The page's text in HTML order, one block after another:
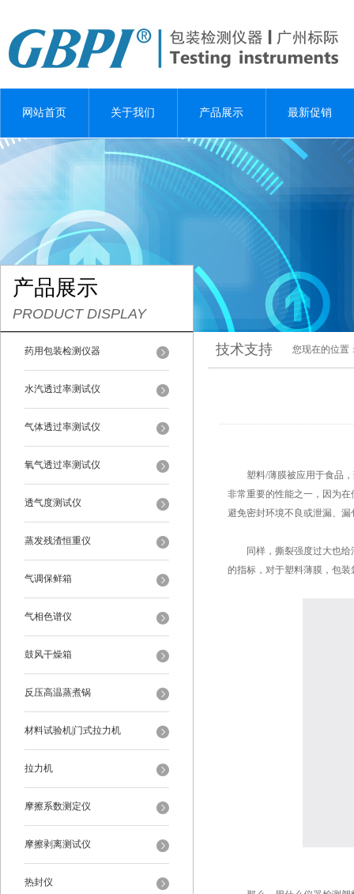
网站首页 关于我们 产品展示 最新促销
产品展示
PRODUCT DISPLAY
药用包装检测仪器
水汽透过率测试仪
气体透过率测试仪
氧气透过率测试仪
透气度测试仪
蒸发残渣恒重仪
气调保鲜箱
气相色谱仪
鼓风干燥箱
反压高温蒸煮锅
材料试验机|门式拉力机
拉力机
摩擦系数测定仪
摩擦剥离测试仪
热封仪
技术支持 您现在的位置
塑料/薄膜被应用于食品，
非常重要的性能之一，因为
避免密封环境不良或泄漏、漏
同样，撕裂强度过大也给
的指标，对于塑料薄膜，包